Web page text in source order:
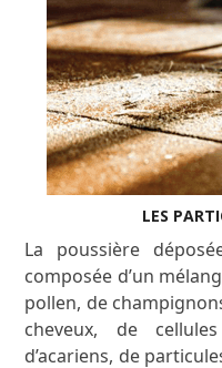
LES
La poussière
composée d’un
pollen, de
cheveux, de
d’acariens, de